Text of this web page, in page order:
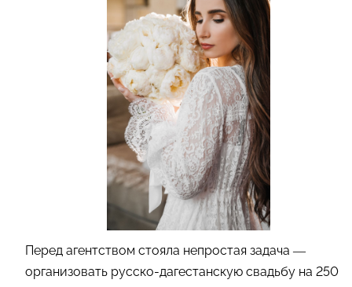
Перед агентством стояла непростая задача —
организовать русско-дагестанскую свадьбу на 250